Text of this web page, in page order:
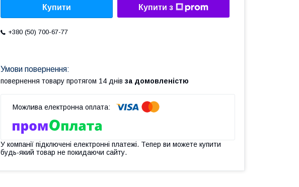
Купити Купити з
+380 (50) 700-67-77
повернення товару протягом 14 днів за домовленістю
У компанії підключені електронні платежі. Тепер ви можете купити
будь-який товар не покидаючи сайту.